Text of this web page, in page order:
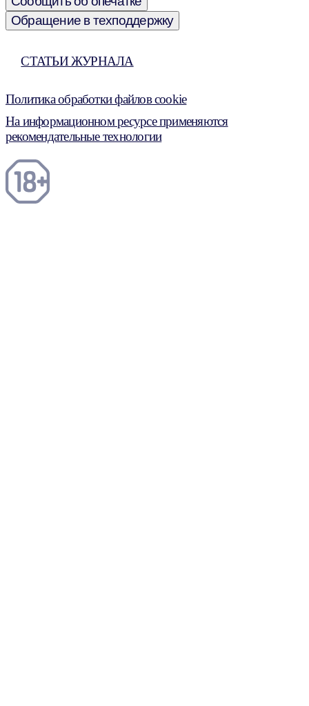
Обращение в техподдержку
СТАТЬИ ЖУРНАЛА
Политика обработки файлов cookie
На информационном ресурсе применяются
рекомендательные технологии